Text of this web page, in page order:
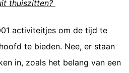
thuiszitten?
activiteitjes om de tijd te
te bieden. Nee, er staan
in, zoals het belang van een